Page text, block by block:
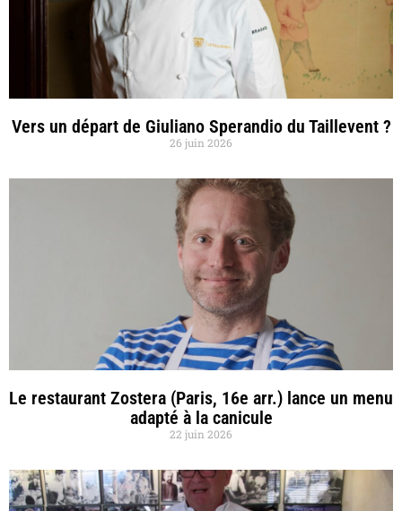
Vers un départ de Giuliano Sperandio du Taillevent ?
26 juin 2026
Le restaurant Zostera (Paris, 16e arr.) lance un menu
adapté à la canicule
22 juin 2026